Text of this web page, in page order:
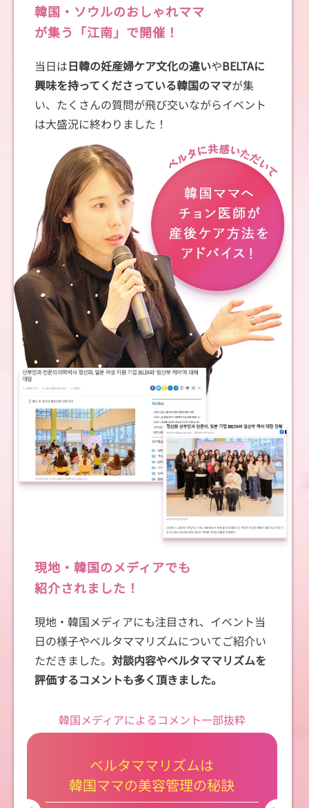
韓国・ソウルのおしゃれママ
が集う「江南」で開催！
当日は日韓の妊産婦ケア文化の違いやBELTAに
興味を持ってくださっている韓国のママが集
い、たくさんの質問が飛び交いながらイベント
は大盛況に終わりました！
現地・韓国のメディアでも
紹介されました！
現地・韓国メディアにも注目され、イベント当
日の様子やベルタママリズムについてご紹介い
ただきました。 対談内容やベルタママリズムを
評価するコメントも多く頂きました。
韓国メディアによるコメント一部抜粋
ベルタママリズムは
韓国ママの美容管理の秘訣